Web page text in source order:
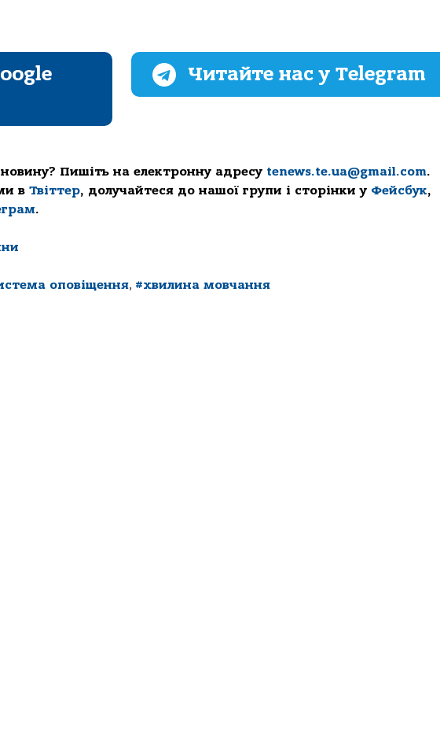
Читайте нас у Telegram
Пишіть на електронну адресу tenews.te.ua@gmail.com.
в Твіттер, долучайтеся до нашої групи і сторінки у Фейсбук,
.
оповіщення, #хвилина мoвчання